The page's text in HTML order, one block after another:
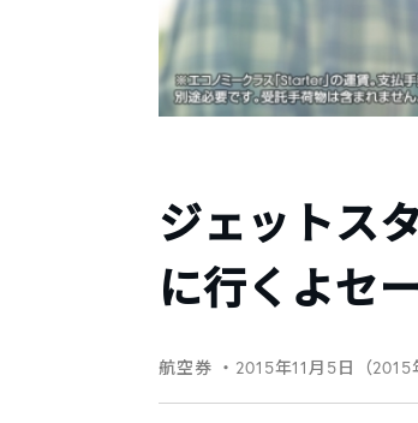
ジェットス
に行くよセ
航空券 ・2015年11月5日（2015